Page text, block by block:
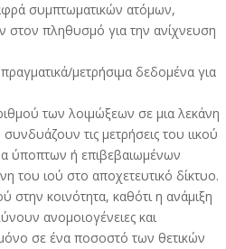
συμπτωματικών ατόμων,
στον πληθυσμό για την ανίχνευση
μετρήσιμα δεδομένα για
των λοιμώξεων σε μια λεκάνη
τις μετρήσεις του ιικού
ύποπτων ή επιβεβαιωμένων
του ιού στο αποχετευτικό δίκτυο.
στην κοινότητα, καθότι η ανάμιξη
ανομοιογένειες και
σε ένα ποσοστό των θετικών